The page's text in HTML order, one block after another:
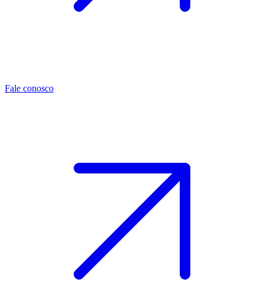
Fale conosco